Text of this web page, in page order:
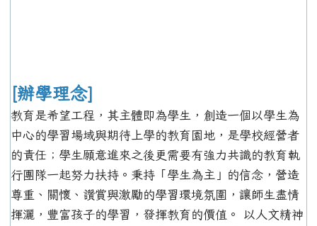
[辦學理念]
教育是希望工程，其主體即為學生，創造一個以學生為
中心的學習場域與期待上學的教育園地，是學校經營者
的責任；學生願意進來之後更需要有強力共識的教育執
行團隊一起努力扶持。秉持「學生為主」的信念，營造
尊重、關懷、讚賞與激勵的學習環境氛圍，讓師生盡情
揮灑，豐富孩子的學習，發揮教育的價值。 以人文精神